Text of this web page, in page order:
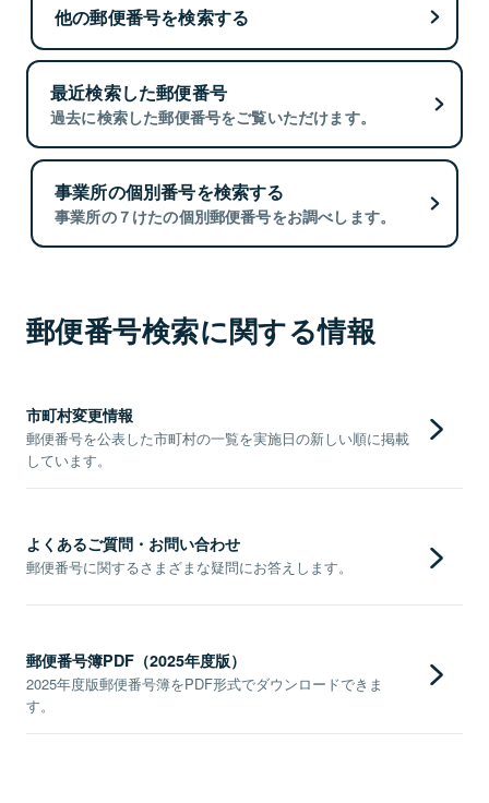
他の郵便番号を検索する
最近検索した郵便番号
過去に検索した郵便番号をご覧いただけます。
事業所の個別番号を検索する
事業所の７けたの個別郵便番号をお調べします。
郵便番号検索に関する情報
市町村変更情報
郵便番号を公表した市町村の一覧を実施日の新しい順に掲載
しています。
よくあるご質問・お問い合わせ
郵便番号に関するさまざまな疑問にお答えします。
郵便番号簿PDF（2025年度版）
2025年度版郵便番号簿をPDF形式でダウンロードできま
す。